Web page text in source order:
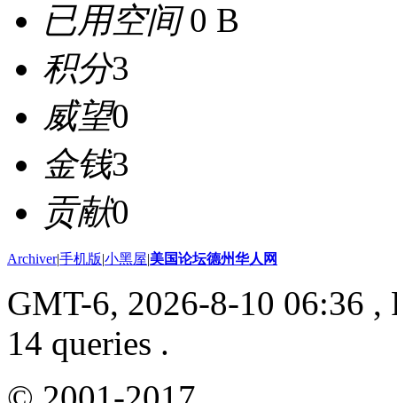
已用空间0 B
积分3
威望0
金钱3
贡献0
Archiver|手机版|小黑屋|美国论坛德州华人网
GMT-6, 2026-8-10 06:36 ,
14 queries .